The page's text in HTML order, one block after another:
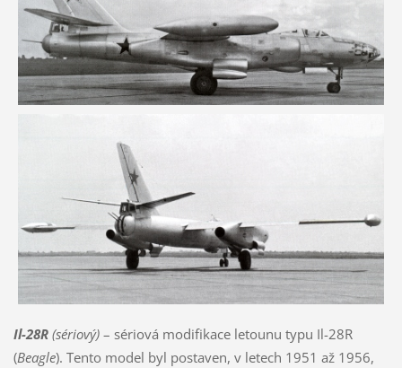
Il-28R (sériový) – sériová modifikace letounu typu Il-28R
(Beagle). Tento model byl postaven, v letech 1951 až 1956,